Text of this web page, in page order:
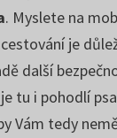
. Myslete na
je
další
tu i pohodlí
Vám tedy